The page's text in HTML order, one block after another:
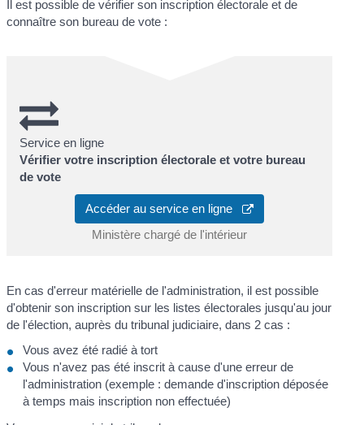
Il est possible de vérifier son inscription électorale et de
connaître son bureau de vote :
Service en ligne
Vérifier votre inscription électorale et votre bureau
de vote
Accéder au service en ligne
Ministère chargé de l'intérieur
En cas d'erreur matérielle de l'administration, il est possible
d'obtenir son inscription sur les listes électorales jusqu'au jour
de l'élection, auprès du tribunal judiciaire, dans 2 cas :
Vous avez été radié à tort
Vous n'avez pas été inscrit à cause d'une erreur de
l'administration (exemple : demande d'inscription déposée
à temps mais inscription non effectuée)